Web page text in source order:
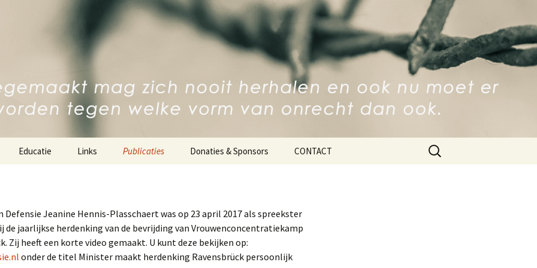
Ravensbrück
Educatie Links Publicaties
Multimedia
Nieuwsbrief
Donaties & Sponsors CONTACT
Zoeken
naar:
Defensie Jeanine Hennis-Plasschaert was op 23 april 2017 als spreekster
de jaarlijkse herdenking van de bevrijding van Vrouwenconcentratiekamp
Zij heeft een korte video gemaakt. U kunt deze bekijken op:
onder de titel Minister maakt herdenking Ravensbrück persoonlijk